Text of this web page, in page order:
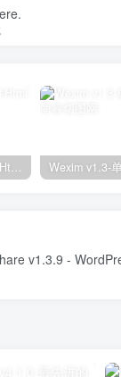
Lonyo-Sass和软件Html模板 Wexim v1.3-